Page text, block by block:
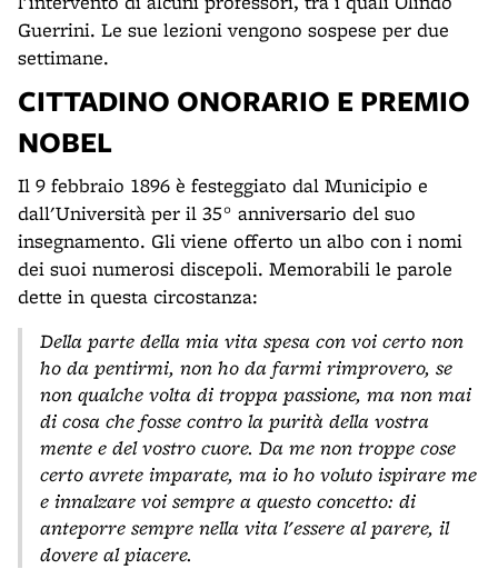
Guerrini. Le sue lezioni vengono sospese per due
settimane.
CITTADINO ONORARIO E PREMIO
NOBEL
Il 9 febbraio 1896 è festeggiato dal Municipio e
dall'Università per il 35° anniversario del suo
insegnamento. Gli viene offerto un albo con i nomi
dei suoi numerosi discepoli. Memorabili le parole
dette in questa circostanza:
Della parte della mia vita spesa con voi certo non
ho da pentirmi, non ho da farmi rimprovero, se
non qualche volta di troppa passione, ma non mai
di cosa che fosse contro la purità della vostra
mente e del vostro cuore. Da me non troppe cose
certo avrete imparate, ma io ho voluto ispirare me
e innalzare voi sempre a questo concetto: di
anteporre sempre nella vita l'essere al parere, il
dovere al piacere.